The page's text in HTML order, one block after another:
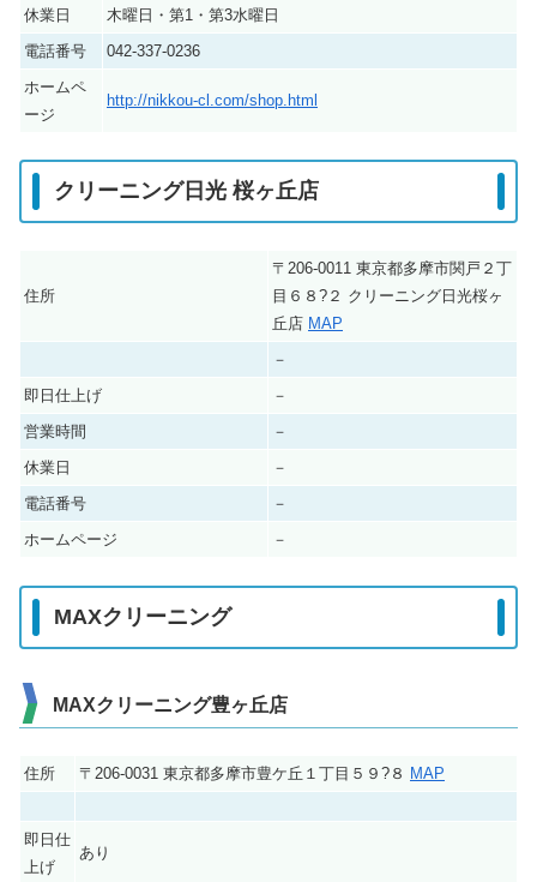
休業日
木曜日・第1・第3水曜日
電話番号
042-337-0236
ホームペ
ージ
http://nikkou-cl.com/shop.html
クリーニング日光 桜ヶ丘店
住所
〒206-0011 東京都多摩市関戸２丁
目６８?２ クリーニング日光桜ヶ
丘店 MAP
－
即日仕上げ
－
営業時間
－
休業日
－
電話番号
－
ホームページ
－
MAXクリーニング
MAXクリーニング豊ヶ丘店
住所 〒206-0031 東京都多摩市豊ケ丘１丁目５９?８ MAP
即日仕
上げ
あり